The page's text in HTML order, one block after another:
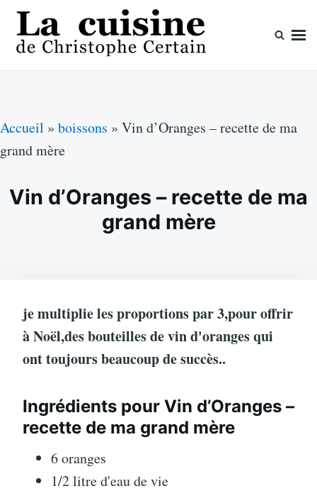
Skip
content
Search
for:
Accueil » boissons » Vin d’Oranges – recette de ma
grand mère
Vin d’Oranges – recette de ma
grand mère
je multiplie les proportions par 3,pour offrir
à Noël,des bouteilles de vin d'oranges qui
ont toujours beaucoup de succès..
Ingrédients pour Vin d’Oranges –
recette de ma grand mère
6 oranges
1/2 litre d'eau de vie